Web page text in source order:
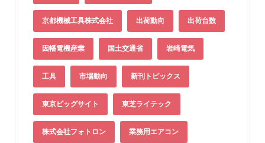
京都機械工具株式会社 出荷動向 出荷台数
因幡電機産業 国土交通省 岩崎電気
工具 市場動向 新刊トピックス
東京ビッグサイト 東芝ライテック
株式会社フォトロン 業務用エアコン